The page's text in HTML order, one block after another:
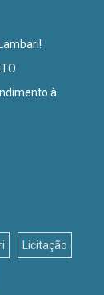
à
Licitação